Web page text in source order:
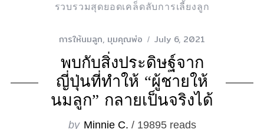
รวบรวมสุดยอดเคล็ดลับการเลี้ยงลูก
การให้นมลูก, มุมคุณพ่อ July 6, 2021
พบกับสิ่งประดิษฐ์จาก
ญี่ปุ่นที่ทำให้ “ผู้ชายให้
นมลูก” กลายเป็นจริงได้
by Minnie C. / 19895 reads